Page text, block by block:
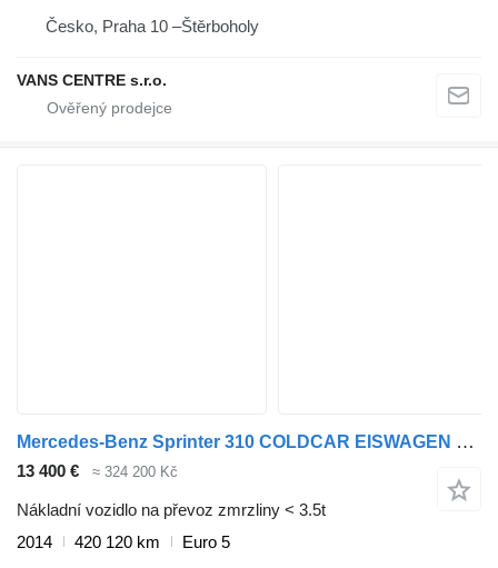
Česko, Praha 10 –Štěrboholy
VANS CENTRE s.r.o.
Mercedes-Benz Sprinter 310 COLDCAR EISWAGEN FRIGO
13 400 € ≈ 324 200 Kč
Nákladní vozidlo na převoz zmrzliny < 3.5t
2014
420 120 km
Euro 5